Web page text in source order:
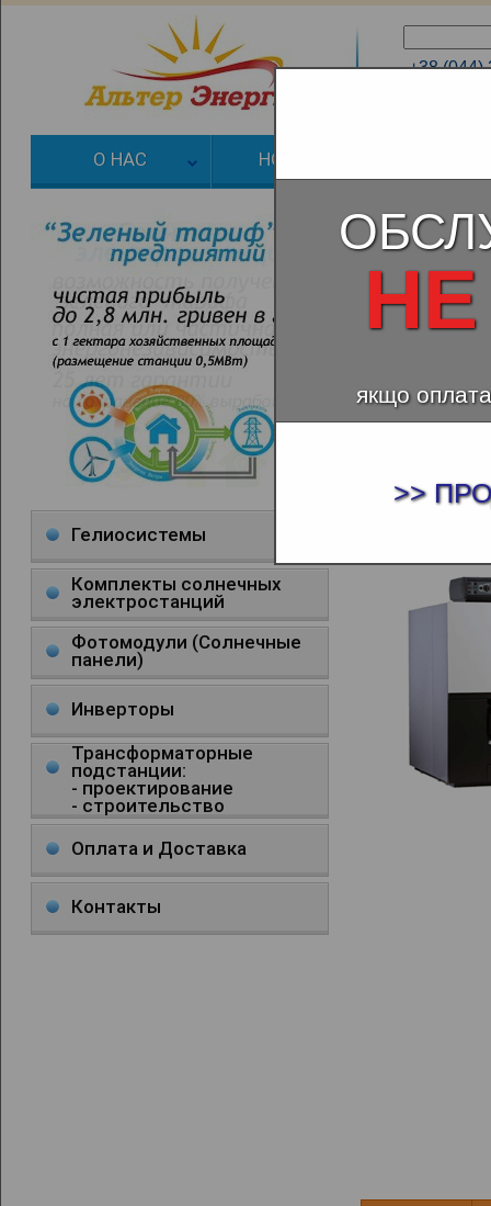
+38 (044)
О НАС НОВОСТИ
Гелиосистемы
Комплекты солнечных
электростанций
Фотомодули (Солнечные
панели)
Инверторы
Трансформаторные
подстанции:
- проектирование
- строительство
Оплата и Доставка
Контакты
якщо
>>